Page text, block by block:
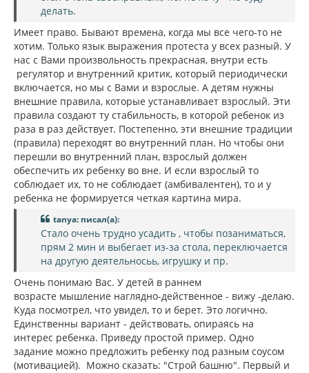
делать.
Имеет право. Бывают времена, когда мы все чего-то не
хотим. Только язык выражения протеста у всех разный. У
нас с Вами произвольность прекрасная, внутри есть
регулятор и внутренний критик, который периодически
включается, но мы с Вами и взрослые. А детям нужны
внешние правила, которые устанавливает взрослый. Эти
правила создают ту стабильность, в которой ребенок из
раза в раз действует. Постепенно, эти внешние традиции
(правила) переходят во внутренний план. Но чтобы они
перешли во внутренний план, взрослый должен
обеспечить их ребенку во вне. И если взрослый то
соблюдает их, то не соблюдает (амбивалентен), то и у
ребенка не формируется четкая картина мира.
tanya: писал(а):
Стало очень трудно усадить , чтобы позаниматься,
прям 2 мин и выбегает из-за стола, переключается
на другую деятельносьь, игрушку и пр.
Очень понимаю Вас. У детей в раннем
возрасте мышление наглядно-действенное - вижу -делаю.
Куда посмотрел, что увидел, то и берет. Это логично.
Единственны вариант - действовать, опираясь на
интерес ребенка. Приведу простой пример. Одно
задание можно предложить ребенку под разным соусом
(мотивацией). Можно сказать: "Строй башню". Первый и